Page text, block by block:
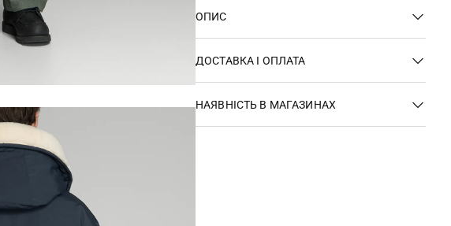
ОПИС
ДОСТАВКА І ОПЛАТА
НАЯВНІСТЬ В МАГАЗИНАХ